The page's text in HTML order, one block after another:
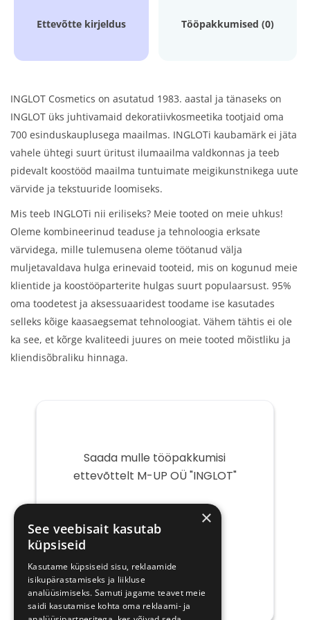
Ettevõtte kirjeldus Tööpakkumised (0)
INGLOT Cosmetics on asutatud 1983. aastal ja tänaseks on
INGLOT üks juhtivamaid dekoratiivkosmeetika tootjaid oma
700 esinduskauplusega maailmas. INGLOTi kaubamärk ei jäta
vahele ühtegi suurt üritust ilumaailma valdkonnas ja teeb
pidevalt koostööd maailma tuntuimate meigikunstnikega uute
värvide ja tekstuuride loomiseks.
Mis teeb INGLOTi nii eriliseks? Meie tooted on meie uhkus!
Oleme kombineerinud teaduse ja tehnoloogia erksate
värvidega, mille tulemusena oleme töötanud välja
muljetavaldava hulga erinevaid tooteid, mis on kogunud meie
klientide ja koostööparterite hulgas suurt populaarsust. 95%
oma toodetest ja aksessuaaridest toodame ise kasutades
selleks kõige kaasaegsemat tehnoloogiat. Vähem tähtis ei ole
ka see, et kõrge kvaliteedi juures on meie tooted mõistliku ja
kliendisõbraliku hinnaga.
Saada mulle tööpakkumisi
ettevõttelt M-UP OÜ "INGLOT"
post
×
See veebisait kasutab
küpsiseid
Kasutame küpsiseid sisu, reklaamide
isikupärastamiseks ja liikluse
analüüsimiseks. Samuti jagame teavet meie
saidi kasutamise kohta oma reklaami- ja